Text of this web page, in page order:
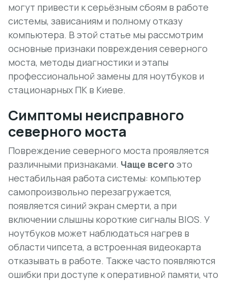
могут привести к серьёзным сбоям в работе
системы, зависаниям и полному отказу
компьютера. В этой статье мы рассмотрим
основные признаки повреждения северного
моста, методы диагностики и этапы
профессиональной замены для ноутбуков и
стационарных ПК в Киеве.
Симптомы неисправного
северного моста
Повреждение северного моста проявляется
различными признаками. Чаще всего это
нестабильная работа системы: компьютер
самопроизвольно перезагружается,
появляется синий экран смерти, а при
включении слышны короткие сигналы BIOS. У
ноутбуков может наблюдаться нагрев в
области чипсета, а встроенная видеокарта
отказывать в работе. Также часто появляются
ошибки при доступе к оперативной памяти, что